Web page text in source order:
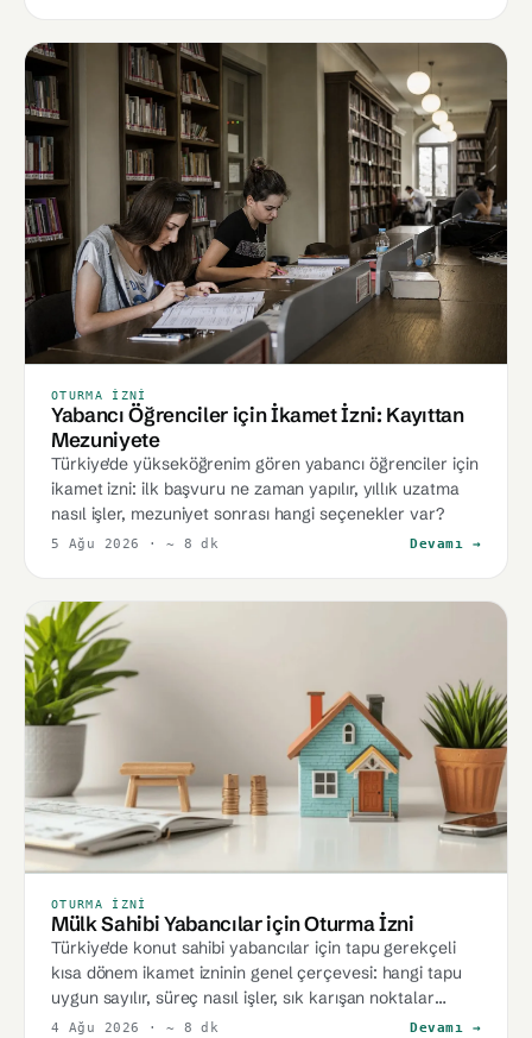
OTURMA İZNI
Yabancı Öğrenciler için İkamet İzni: Kayıttan
Mezuniyete
Türkiye'de yükseköğrenim gören yabancı öğrenciler için
ikamet izni: ilk başvuru ne zaman yapılır, yıllık uzatma
nasıl işler, mezuniyet sonrası hangi seçenekler var?
5 Ağu 2026 · ~ 8 dk Devamı →
OTURMA İZNI
Mülk Sahibi Yabancılar için Oturma İzni
Türkiye'de konut sahibi yabancılar için tapu gerekçeli
kısa dönem ikamet izninin genel çerçevesi: hangi tapu
uygun sayılır, süreç nasıl işler, sık karışan noktalar
nelerdir.
4 Ağu 2026 · ~ 8 dk Devamı →